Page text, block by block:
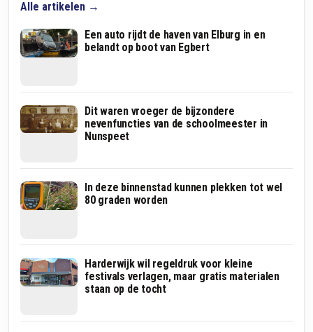
Alle artikelen
Een auto rijdt de haven van Elburg in en
belandt op boot van Egbert
Dit waren vroeger de bijzondere
nevenfuncties van de schoolmeester in
Nunspeet
In deze binnenstad kunnen plekken tot wel
80 graden worden
Harderwijk wil regeldruk voor kleine
festivals verlagen, maar gratis materialen
staan op de tocht